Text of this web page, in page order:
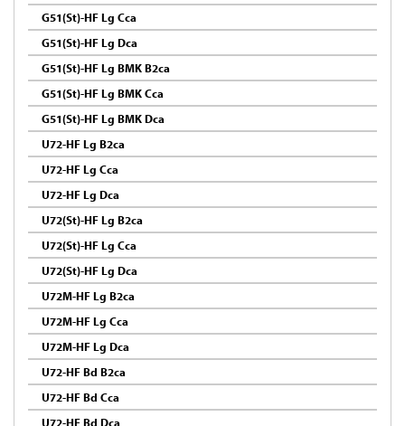
G51(St)-HF Lg Cca
G51(St)-HF Lg Dca
G51(St)-HF Lg BMK B2ca
G51(St)-HF Lg BMK Cca
G51(St)-HF Lg BMK Dca
U72-HF Lg B2ca
U72-HF Lg Cca
U72-HF Lg Dca
U72(St)-HF Lg B2ca
U72(St)-HF Lg Cca
U72(St)-HF Lg Dca
U72M-HF Lg B2ca
U72M-HF Lg Cca
U72M-HF Lg Dca
U72-HF Bd B2ca
U72-HF Bd Cca
U72-HF Bd Dca